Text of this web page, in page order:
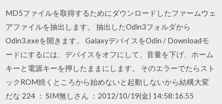
MD5ファイルを取得するためにダウンロードしたファームウェ
アファイルを抽出します。 抽出したOdin3フォルダから
Odin3.exeを開きます。 GalaxyデバイスをOdin / Downloadモ
ードにするには、デバイスをオフにして、音量を下げ、ホーム
キーと電源キーを押したままにします。 そのエラーでたらスト
ックROM焼くところから始めないと起動しないから結構大変
だな 224 ： SIM無しさん ：2012/10/19(金) 14:58:16.55